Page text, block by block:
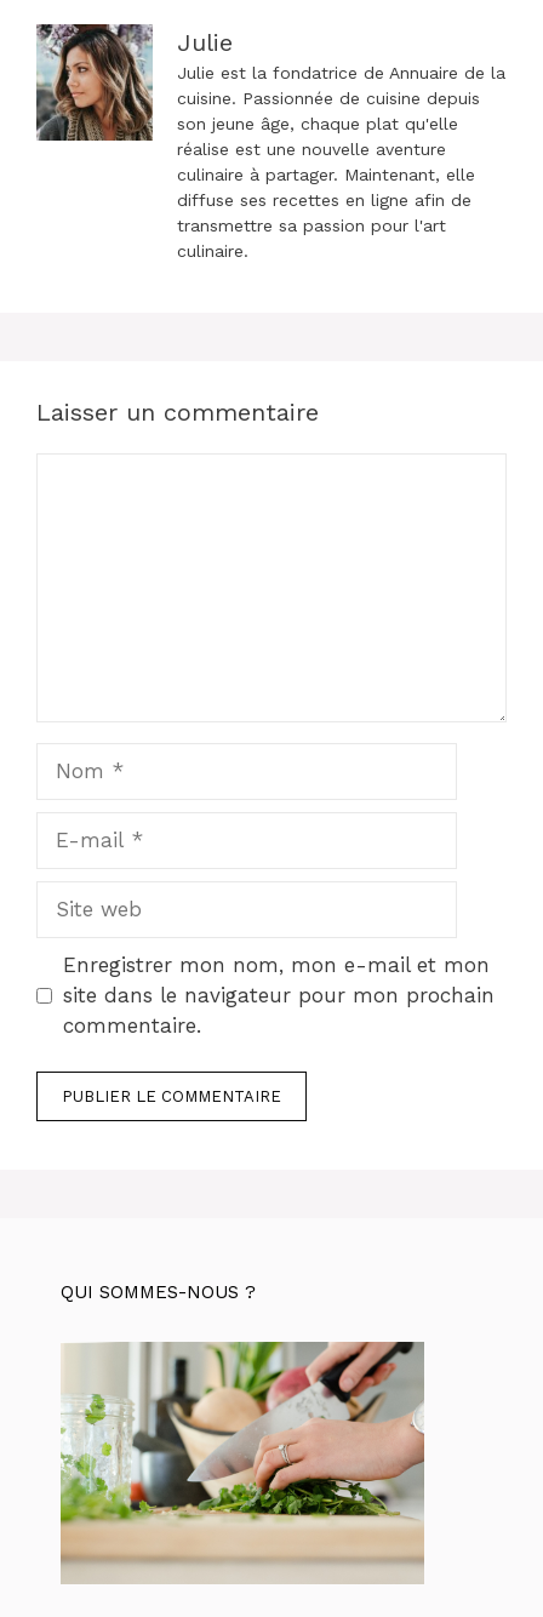
Julie
Julie est la fondatrice de Annuaire de la
cuisine. Passionnée de cuisine depuis
son jeune âge, chaque plat qu'elle
réalise est une nouvelle aventure
culinaire à partager. Maintenant, elle
diffuse ses recettes en ligne afin de
transmettre sa passion pour l'art
culinaire.
Laisser un commentaire
mail
web
Enregistrer mon nom, mon e-mail et mon
site dans le navigateur pour mon prochain
commentaire.
QUI SOMMES-NOUS ?